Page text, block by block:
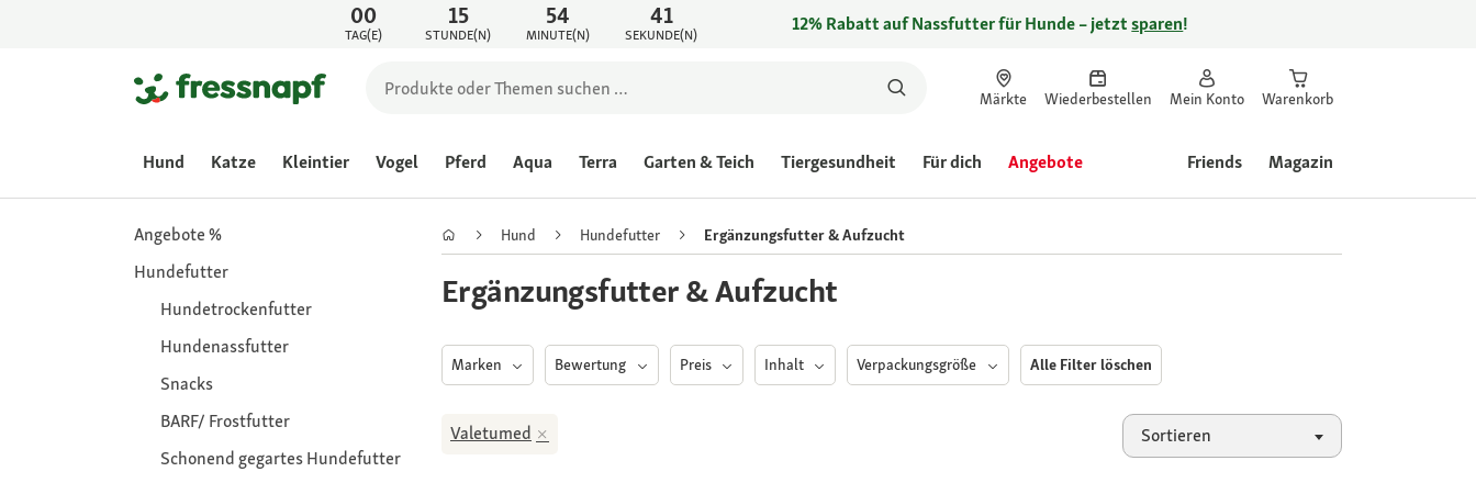
00
TAG(E)
15
STUNDE(N)
54
MINUTE(N)
41
SEKUNDE(N) 12% Rabatt auf Nassfutter für Hunde – jetztsparen!
Märkte Wiederbestellen Mein Konto Warenkorb
Hund Katze Kleintier Vogel Pferd Aqua Terra Garten & Teich Tiergesundheit Für dich Angebote Friends Magazin
Angebote %
Hundefutter
Hundetrockenfutter
Hundenassfutter
Snacks
BARF/ Frostfutter
Schonend gegartes Hundefutter
Hund Hundefutter Ergänzungsfutter & Aufzucht
Ergänzungsfutter & Aufzucht
Marken Bewertung Preis Inhalt Verpackungsgröße Alle Filter löschen
Sortieren
Valetumed